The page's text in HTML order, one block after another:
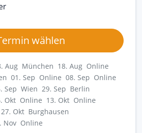
wählen
Aug München 18. Aug Online
01. Sep Online 08. Sep Online
Sep Wien 29. Sep Berlin
Okt Online 13. Okt Online
27. Okt Burghausen
Nov Online